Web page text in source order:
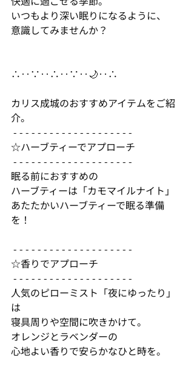
いつもより深い眠りになるように、
意識してみませんか？
∴‥∵‥∴‥∵‥🌙‥∴
カリス成城のおすすめアイテムをご紹
介。
- - - - - - - - - - - - - - - - - - - -
☆ハーブティーでアプローチ
- - - - - - - - - - - - - - - - - - - -
眠る前におすすめの
ハーブティーは「カモマイルナイト」
あたたかいハーブティーで眠る準備
を！
- - - - - - - - - - - - - - - - - - - -
☆香りでアプローチ
- - - - - - - - - - - - - - - - - - - -
人気のピローミスト「夜にゆったり」
は
寝具周りや空間に吹きかけて。
オレンジとラベンダーの
心地よい香りで安らかなひと時を。